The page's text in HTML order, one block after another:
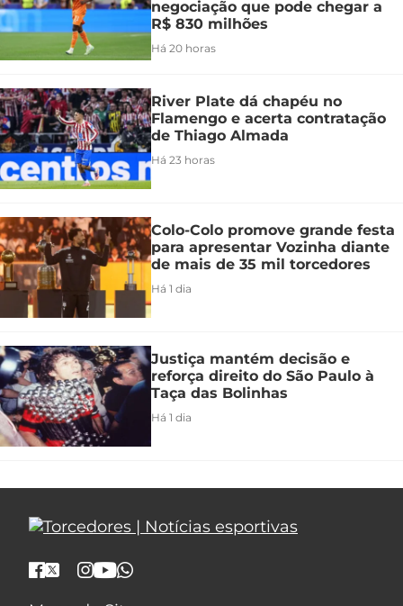
negociação que pode chegar a
R$ 830 milhões
Há 20 horas
River Plate dá chapéu no
Flamengo e acerta contratação
de Thiago Almada
Há 23 horas
Colo-Colo promove grande festa
para apresentar Vozinha diante
de mais de 35 mil torcedores
Há 1 dia
Justiça mantém decisão e
reforça direito do São Paulo à
Taça das Bolinhas
Há 1 dia